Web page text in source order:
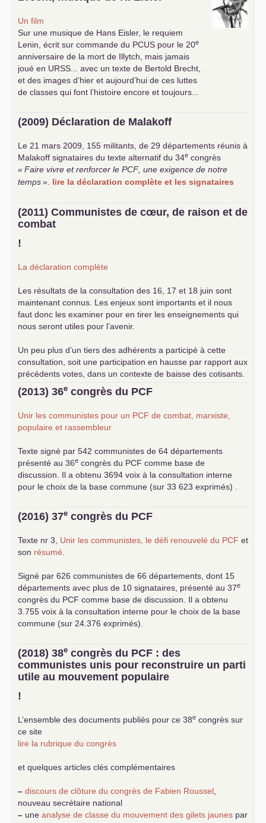
Un film
Sur une musique de Hans Eisler, le requiem
Lenin, écrit sur commande du PCUS pour le 20e
anniversaire de la mort de Illytch, mais jamais
joué en URSS ... avec un texte de Bertold Brecht,
et des images d’hier et aujourd’hui de ces luttes
de classes qui font l’histoire encore et toujours...
(2009) Déclaration de Malakoff
Le 21 mars 2009, 155 militants, de 29 départements réunis à
Malakoff signataires du texte alternatif du 34e congrès
«Faire vivre et renforcer le PCF , une exigence de notre
temps» lire la déclaration complète et les signataires
(2011) Communistes de cœur, de raison et de
combat
!
La déclaration complète
Les résultats de la consultation des 16, 17 et 18 juin sont
maintenant connus. Les enjeux sont importants et il nous
faut donc les examiner pour en tirer les enseignements qui
nous seront utiles pour l’avenir.
Un peu plus d’un tiers des adhérents a participé à cette
consultation, soit une participation en hausse par rapport aux
précédents votes, dans un contexte de baisse des cotisants.
... lire la suite
(2013) 36e congrès du PCF
Unir les communistes pour un PCF de combat, marxiste,
populaire et rassembleur
Texte signé par 542 communistes de 64 départements
présenté au 36e congrès du PCF comme base de
discussion. Il a obtenu 3694 voix à la consultation interne
pour le choix de la base commune (sur 33 623 exprimés) .
(2016) 37e congrès du PCF
Texte nr 3, Unir les communistes, le défi renouvelé du PCF et
son résumé
Signé par 626 communistes de 66 départements, dont 15
départements avec plus de 10 signataires, présenté au 37e
congrès du PCF comme base de discussion. Il a obtenu
3.755 voix à la consultation interne pour le choix de la base
commune (sur 24.376 exprimés).
(2018) 38e congrès du PCF : des
communistes unis pour reconstruire un parti
utile au mouvement populaire
!
L’ensemble des documents publiés pour ce 38e congrès sur
ce site
lire la rubrique du congrès
et quelques articles clés complémentaires
– discours de clôture du congrès de Fabien Roussel
nouveau secrétaire national
– une analyse de classe du mouvement des gilets jaunes par